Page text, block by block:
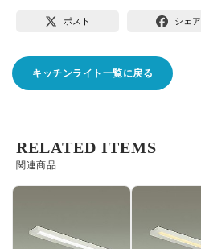
ポスト シェア
キッチンライト一覧に戻る
関連商品
RELATED ITEMS